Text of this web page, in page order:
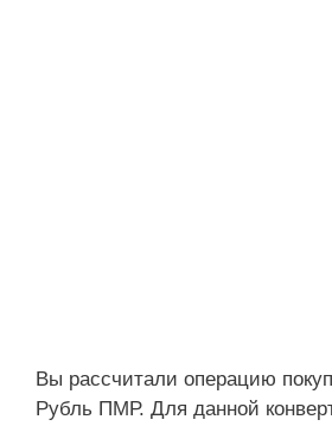
Вы рассчитали операцию
Рубль ПМР. Для данной